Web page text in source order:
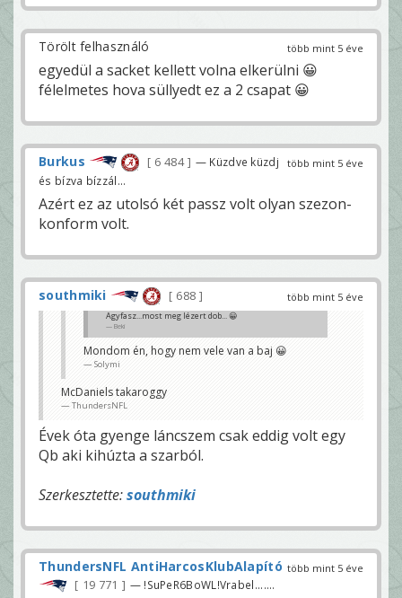
több mint 5 éve
Törölt felhasználó
egyedül a sacket kellett volna elkerülni 😀
félelmetes hova süllyedt ez a 2 csapat 😀
több mint 5 éve
Burkus 6 484
— Küzdve küzdj
és bízva bízzál...
Azért ez az utolsó két passz volt olyan szezon-
konform volt.
több mint 5 éve
southmiki 688
Agyfasz...most meg lézert dob... 😀
Beki
Mondom én, hogy nem vele van a baj 😀
Solymi
McDaniels takaroggy
ThundersNFL
Évek óta gyenge láncszem csak eddig volt egy
Qb aki kihúzta a szarból.
Szerkesztette:southmiki
több mint 5 éve
ThundersNFL AntiHarcosKlubAlapító
19 771 — !SuPeR6BoWL!Vrabel.......